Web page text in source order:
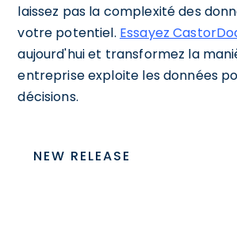
laissez pas la complexité des
votre potentiel. Essayez
aujourd'hui et transformez la
entreprise exploite les données
décisions.
NEW RELEASE